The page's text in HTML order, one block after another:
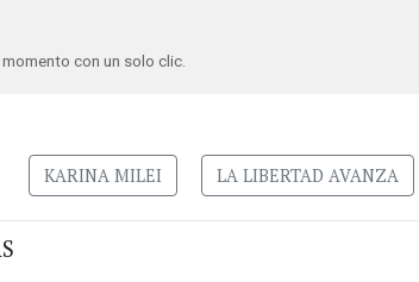
con un solo clic.
KARINA MILEI LA LIBERTAD AVANZA